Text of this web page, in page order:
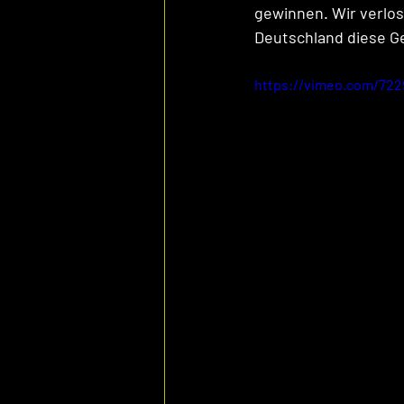
gewinnen. Wir
Deutschland diese
https://vimeo.com/